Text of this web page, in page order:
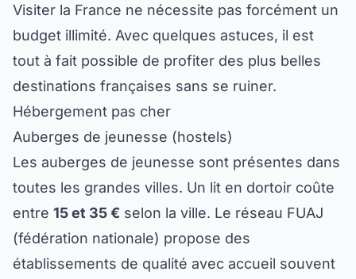
Visiter la France ne nécessite pas forcément un
budget illimité. Avec quelques astuces, il est
tout à fait possible de profiter des plus belles
destinations françaises sans se ruiner.
Hébergement pas cher
Auberges de jeunesse (hostels)
Les auberges de jeunesse sont présentes dans
toutes les grandes villes. Un lit en dortoir coûte
entre 15 et 35 € selon la ville. Le réseau FUAJ
(fédération nationale) propose des
établissements de qualité avec accueil souvent